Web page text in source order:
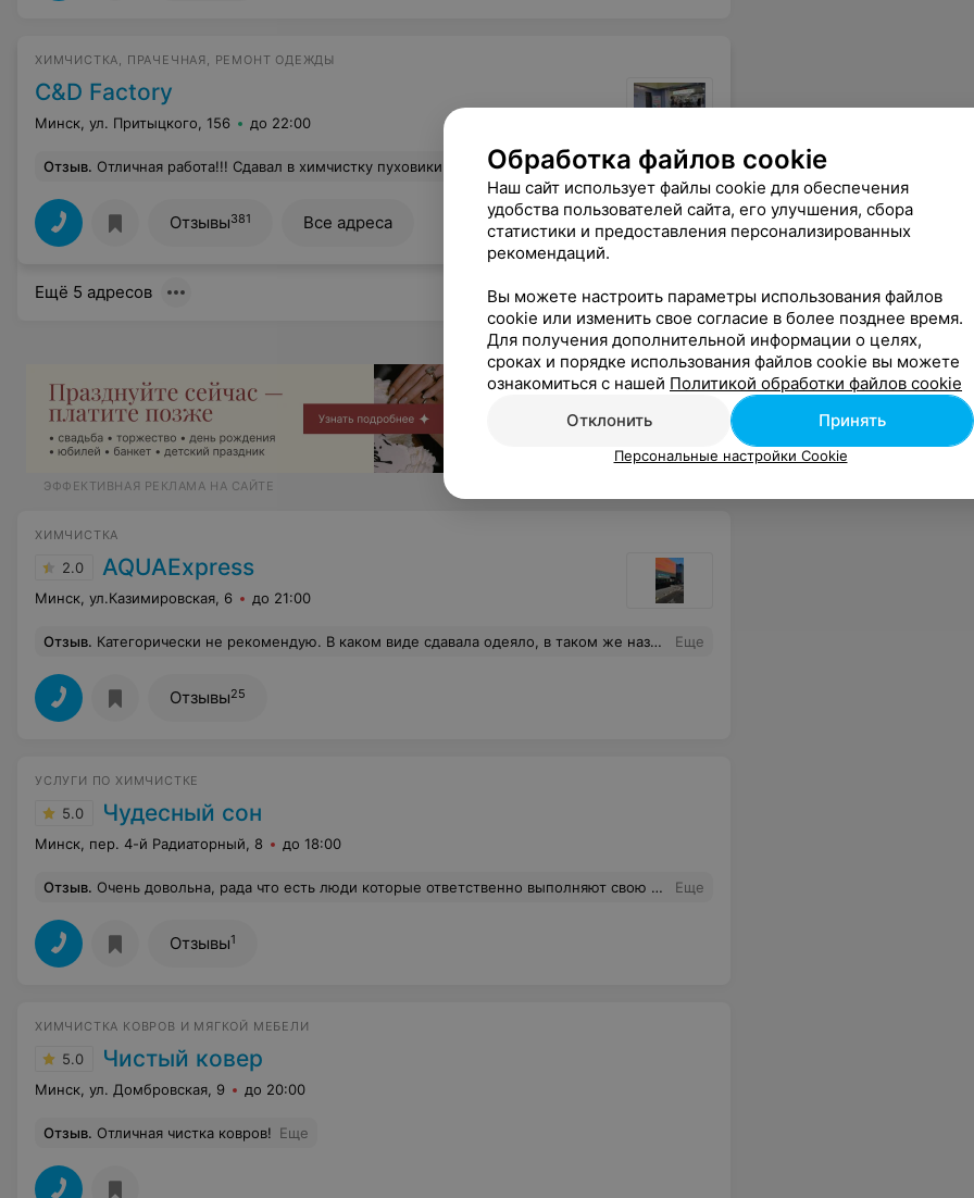
ХИМЧИСТКА, ПРАЧЕЧНАЯ, РЕМОНТ ОДЕЖДЫ
C&D Factory
Минск, ул. Притыцкого, 156 до 22:00
Отзыв. Отличная работа!!! Сдавал в химчистку пуховики и пальто, всё выполнили качественно и в заявленные сроки. Отдельная благодарность Раисе за неравнодушное и доброжелательное отношение при приеме и выдаче одежды. Еще
Отзывы381 Все адреса
Ещё 5 адресов
ЭФФЕКТИВНАЯ РЕКЛАМА НА САЙТЕ
ХИМЧИСТКА
2.0 AQUAExpress
Минск, ул.Казимировская, 6 до 21:00
Отзыв. Категорически не рекомендую. В каком виде сдавала одеяло, в таком же назад и получила. На претензию ответили отпиской. Еще
Отзывы25
УСЛУГИ ПО ХИМЧИСТКЕ
5.0 Чудесный сон
Минск, пер. 4-й Радиаторный, 8 до 18:00
Отзыв. Очень довольна, рада что есть люди которые ответственно выполняют свою работу. Поступило сообщение что заказ выполнен, позвонили, хотели сразу забрать, а человек уже уехал с работы, вошёл в положение и вернулся! Спасибо большое! Буду рекомендовать друзьям и знакомым) Еще
Отзывы1
ХИМЧИСТКА КОВРОВ И МЯГКОЙ МЕБЕЛИ
5.0 Чистый ковер
Минск, ул. Домбровская, 9 до 20:00
Отзыв. Отличная чистка ковров! Еще
Обработка файлов cookie
Наш сайт использует файлы cookie для обеспечения
удобства пользователей сайта, его улучшения, сбора
статистики и предоставления персонализированных
рекомендаций.
Вы можете настроить параметры использования файлов
cookie или изменить свое согласие в более позднее время.
Для получения дополнительной информации о целях,
сроках и порядке использования файлов cookie вы можете
ознакомиться с нашей Политикой обработки файлов cookie
Отклонить
Принять
Персональные настройки Cookie